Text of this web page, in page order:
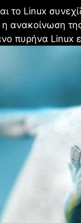
το Linux
η ανακοίνωση
πυρήνα Linux